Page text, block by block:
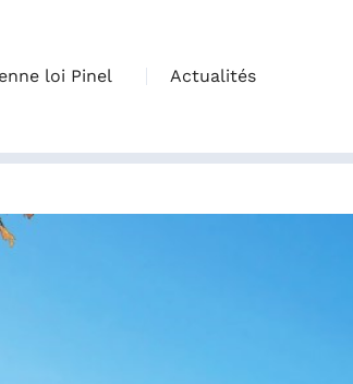
loi Pinel Actualités